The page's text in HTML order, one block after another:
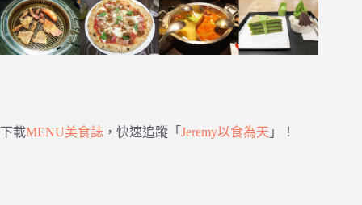
下載MENU美食誌 ，快速追蹤「 Jeremy以食為天 」！